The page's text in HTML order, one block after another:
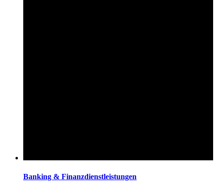
Banking & Finanzdienstleistungen